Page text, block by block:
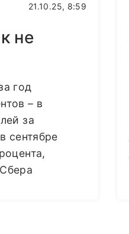
21.10.25, 8:59
не
год
– в
за
сентябре